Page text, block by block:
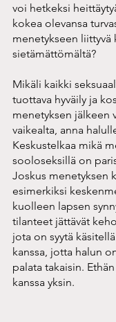
voi hetkeksi
kokea olevansa
menetykseen liittyvä
sietämättömältä?
Mikäli kaikki
tuottava hyväily ja
menetyksen jälkeen
vaikealta, anna
Keskustelkaa mikä
sooloseksillä on
Joskus menetyksen
esimerkiksi
kuolleen lapsen
tilanteet jättävät
jota on syytä
kanssa, jotta halun
palata takaisin.
kanssa yksin.